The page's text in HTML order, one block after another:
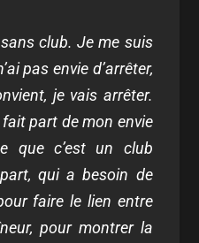
club. Je me suis
pas envie d’arrêter,
je vais arrêter.
fait part de mon envie
que c’est un club
qui a besoin de
faire le lien entre
pour montrer la